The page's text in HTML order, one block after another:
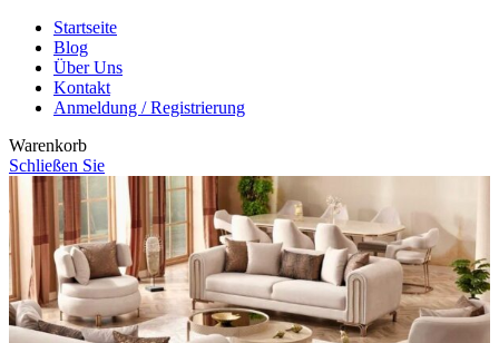
Startseite
Blog
Über Uns
Kontakt
Anmeldung / Registrierung
Warenkorb
Schließen Sie